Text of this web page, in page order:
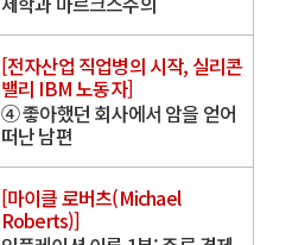
[전자산업 직업병의 시작, 실리콘
밸리 IBM 노동자]
④ 좋아했던 회사에서 암을 얻어
떠난 남편
[마이클 로버츠(Michael
Roberts)]